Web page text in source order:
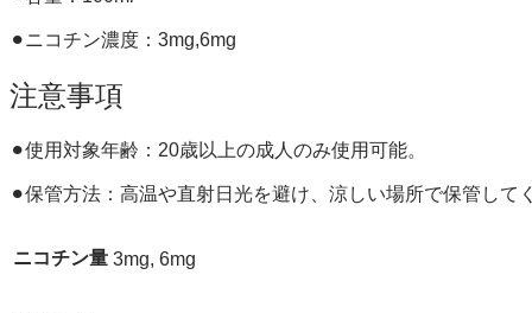
⚫︎ニコチン濃度：3mg,6mg
注意事項
⚫︎使用対象年齢：20歳以上の成人のみ使用可能。
⚫︎保管方法：高温や直射日光を避け、涼しい場所で保管して
ニコチン量 3mg, 6mg